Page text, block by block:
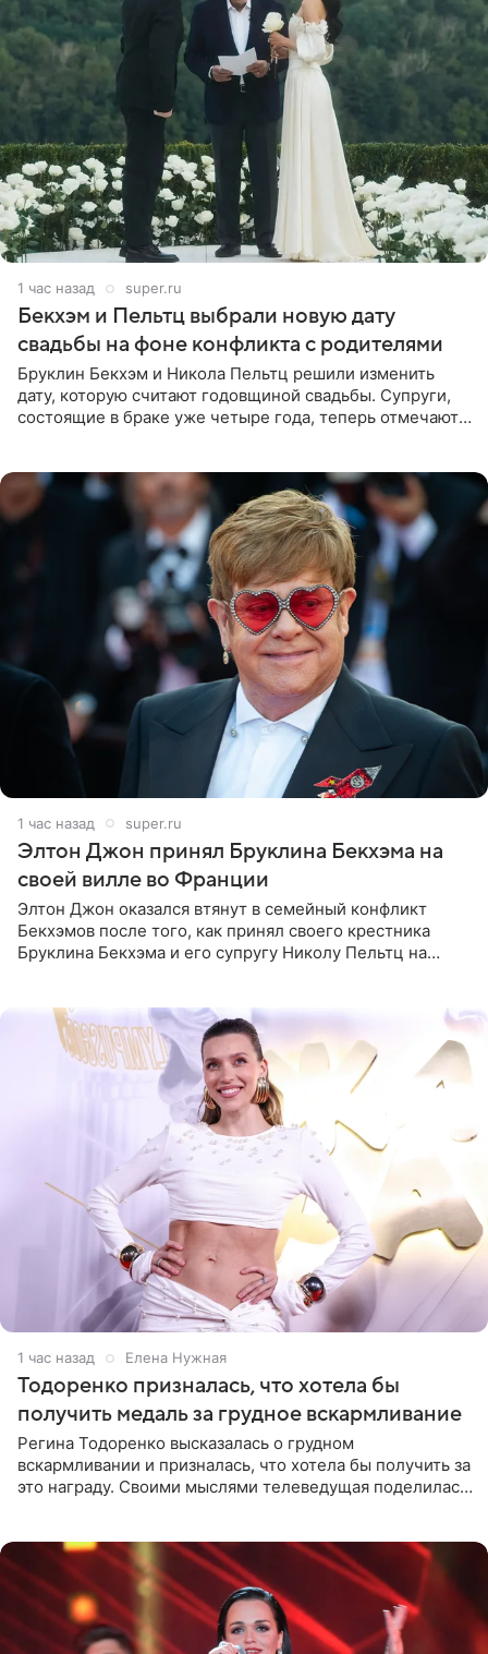
1 час назад super.ru
Бекхэм и Пельтц выбрали новую дату
свадьбы на фоне конфликта с родителями
Бруклин Бекхэм и Никола Пельтц решили изменить
дату, которую считают годовщиной свадьбы. Супруги,
состоящие в браке уже четыре года, теперь отмечают
1 час назад super.ru
Элтон Джон принял Бруклина Бекхэма на
своей вилле во Франции
Элтон Джон оказался втянут в семейный конфликт
Бекхэмов после того, как принял своего крестника
Бруклина Бекхэма и его супругу Николу Пельтц на
1 час назад Елена Нужная
Тодоренко призналась, что хотела бы
получить медаль за грудное вскармливание
Регина Тодоренко высказалась о грудном
вскармливании и призналась, что хотела бы получить за
это награду. Своими мыслями телеведущая поделилась